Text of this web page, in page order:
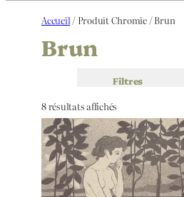
Accueil / Produit Chromie / Brun
Brun
Filtres
8 résultats affichés